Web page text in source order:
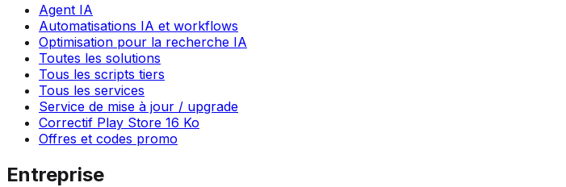
Agent IA
Automatisations IA et workflows
Optimisation pour la recherche IA
Toutes les solutions
Tous les scripts tiers
Tous les services
Service de mise à jour / upgrade
Correctif Play Store 16 Ko
Offres et codes promo
Entreprise